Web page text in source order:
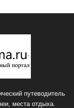
путеводитель
места отдыха.